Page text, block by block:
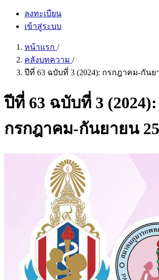
ลงทะเบียน
เข้าสู่ระบบ
หน้าแรก /
คลังบทความ /
ปีที่ 63 ฉบับที่ 3 (2024): กรกฎาคม-กันย
ปีที่ 63 ฉบับที่ 3 (2024):
กรกฎาคม-กันยายน